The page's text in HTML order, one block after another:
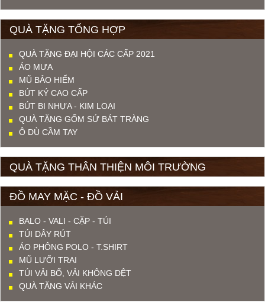
QUÀ TẶNG TỔNG HỢP
QUÀ TẶNG ĐẠI HỘI CÁC CẤP 2021
ÁO MƯA
MŨ BẢO HIỂM
BÚT KÝ CAO CẤP
BÚT BI NHỰA - KIM LOẠI
QUÀ TẶNG GỐM SỨ BÁT TRÀNG
Ô DÙ CẦM TAY
QUÀ TẶNG THÂN THIỆN MÔI TRƯỜNG
ĐỒ MAY MẶC - ĐỒ VẢI
BALO - VALI - CẶP - TÚI
TÚI DÂY RÚT
ÁO PHÔNG POLO - T.SHIRT
MŨ LƯỠI TRAI
TÚI VẢI BỐ, VẢI KHÔNG DỆT
QUÀ TẶNG VẢI KHÁC